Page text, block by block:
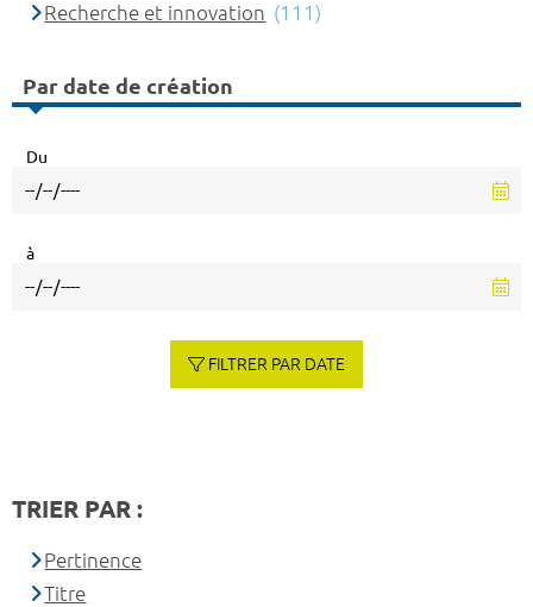
Recherche et innovation (111)
Par date de création
Du
à
FILTRER PAR DATE
TRIER PAR :
Pertinence
Titre